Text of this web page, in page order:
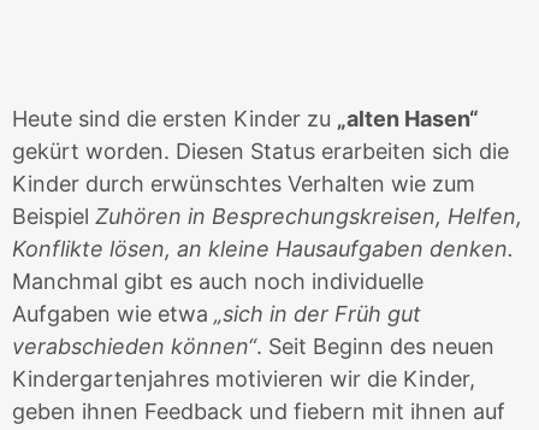
Heute sind die ersten Kinder zu „alten Hasen“
gekürt worden. Diesen Status erarbeiten sich die
Kinder durch erwünschtes Verhalten wie zum
Beispiel Zuhören in Besprechungskreisen, Helfen,
Konflikte lösen, an kleine Hausaufgaben denken.
Manchmal gibt es auch noch individuelle
Aufgaben wie etwa „sich in der Früh gut
verabschieden können“. Seit Beginn des neuen
Kindergartenjahres motivieren wir die Kinder,
geben ihnen Feedback und fiebern mit ihnen auf